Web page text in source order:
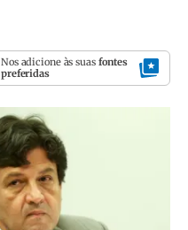
Nos adicione às suas fontes
preferidas